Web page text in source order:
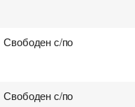
Свободен с/по
Свободен с/по